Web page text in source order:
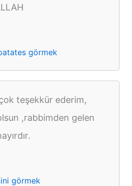
görmek
teşekkür ederim,
,rabbimden gelen
görmek